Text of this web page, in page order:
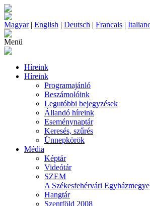
Magyar| English | Deutsch | Francais |
Menü
Híreink
Híreink
Programajánló
Beszámolóink
Legutóbbi bejegyzések
Állandó híreink
Eseménynaptár
Keresés, szűrés
Ünnepkörök
Média
Képtár
Videótár
SZEM
A Székesfehérvári
Hangtár
Szentföld 2008